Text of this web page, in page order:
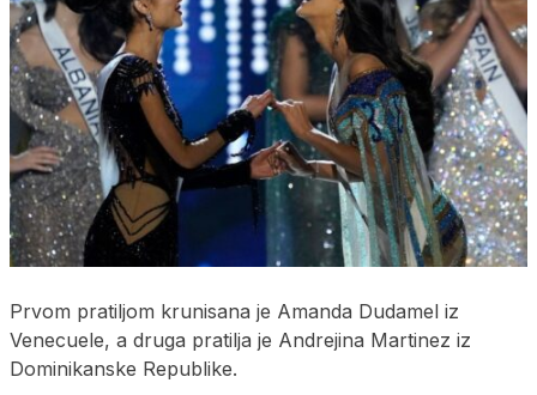
Prvom pratiljom krunisana je Amanda Dudamel iz
Venecuele, a druga pratilja je Andrejina Martinez iz
Dominikanske Republike.